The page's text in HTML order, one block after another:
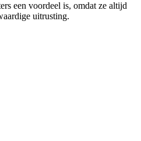
een voordeel is, omdat ze altijd
uitrusting.